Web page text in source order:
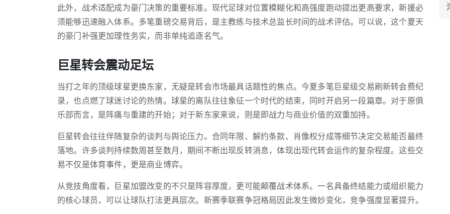
此外，战术适配成为豪门决策的重要标准。现代足球对位置模糊化和高强度跑动提出更高要求，新援必
须能够迅速融入体系。多笔重磅交易背后，是主教练与技术总监长时间的战术评估。可以说，这个夏天
的豪门补强更加理性务实，而非单纯追逐名气。
巨星转会震动足坛
当打之年的顶级球星更换东家，无疑是转会市场最具话题性的焦点。今夏多笔巨星级交易刷新转会费纪
录，也点燃了球迷讨论的热情。球星的离队往往象征一个时代的结束，同时开启另一段篇章。对于原俱
乐部而言，是阵痛与重建的开始；对于新东家来说，则是即战力与商业价值的双重加持。
巨星转会往往伴随复杂的谈判与舆论压力。合同年限、解约条款、肖像权分成等细节决定交易能否最终
落地。许多谈判持续数周甚至数月，期间不断出现反转消息，体现出现代转会运作的复杂程度。这些交
易不仅是体育事件，更是商业博弈。
从竞技角度看，巨星加盟改变的不只是阵容厚度，更可能颠覆战术体系。一名具备终结能力或组织能力
的核心球员，可以让球队打法更具层次。新赛季联赛争冠格局因此发生微妙变化，竞争强度显著提升。